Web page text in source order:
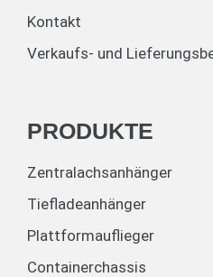
Kontakt
Verkaufs- und
PRODUKTE
Zentralachsanhänger
Tiefladeanhänger
Plattformauflieger
Containerchassis